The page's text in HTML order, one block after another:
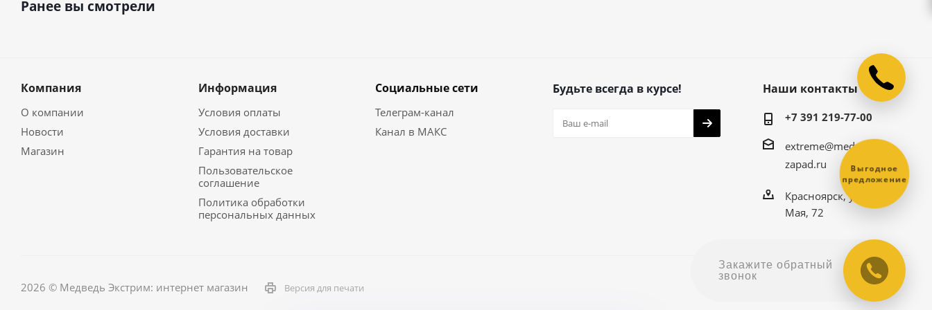
Ранее вы смотрели
Компания
О компании
Новости
Магазин
Информация
Условия оплаты
Условия доставки
Гарантия на товар
Пользовательское
соглашение
Политика обработки
персональных данных
Социальные сети
Телеграм-канал
Канал в МАКС
Будьте всегда в курсе! Наши контакты
+7 391 219-77-00
extreme@medved-
zapad.ru
Красноярск, ул. 9
Мая, 72
2026 © Медведь Экстрим: интернет магазин Версия для печати
Выгодное
предложение
Закажите обратный
звонок